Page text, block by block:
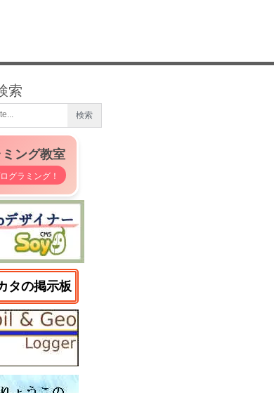
索
ング教室
グラミング！
タの掲示板